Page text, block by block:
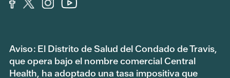
Aviso: El Distrito de Salud del Condado de Travis,
que opera bajo el nombre comercial Central
Health, ha adoptado una tasa impositiva que